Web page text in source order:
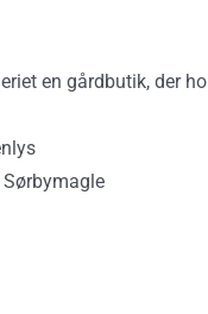
en gårdbutik, der
Sørbymagle